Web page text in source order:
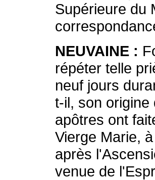
Supérieure du
NEUVAINE :
répéter telle
neuf jours
t-il, son origine
apôtres ont
Vierge Marie,
après
venue de